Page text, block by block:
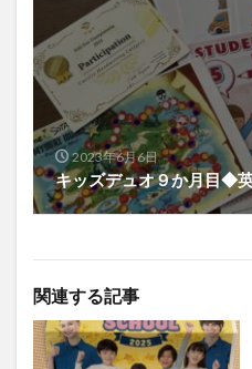
2023年6月6日
キッズデュオ９か月目◆
関連する記事